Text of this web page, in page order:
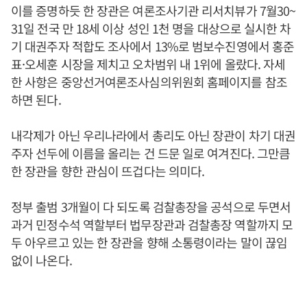
이를 증명하듯 한 장관은 여론조사기관 리서치뷰가 7월30~
31일 전국 만 18세 이상 성인 1천 명을 대상으로 실시한 차
기 대권주자 적합도 조사에서 13%로 범보수진영에서 홍준
표·오세훈 시장을 제치고 오차범위 내 1위에 올랐다. 자세
한 사항은 중앙선거여론조사심의위원회 홈페이지를 참조
하면 된다.
내각제가 아닌 우리나라에서 총리도 아닌 장관이 차기 대권
주자 선두에 이름을 올리는 건 드문 일로 여겨진다. 그만큼
한 장관을 향한 관심이 뜨겁다는 의미다.
정부 출범 3개월이 다 되도록 검찰총장을 공석으로 두면서
과거 민정수석 역할부터 법무장관과 검찰총장 역할까지 모
두 아우르고 있는 한 장관을 향해 소통령이라는 말이 끊임
없이 나온다.